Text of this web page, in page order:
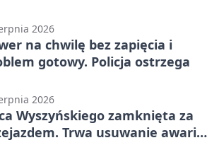
2026
na chwilę bez zapięcia i
gotowy. Policja ostrzega
2026
Wyszyńskiego zamknięta za
Trwa usuwanie awarii